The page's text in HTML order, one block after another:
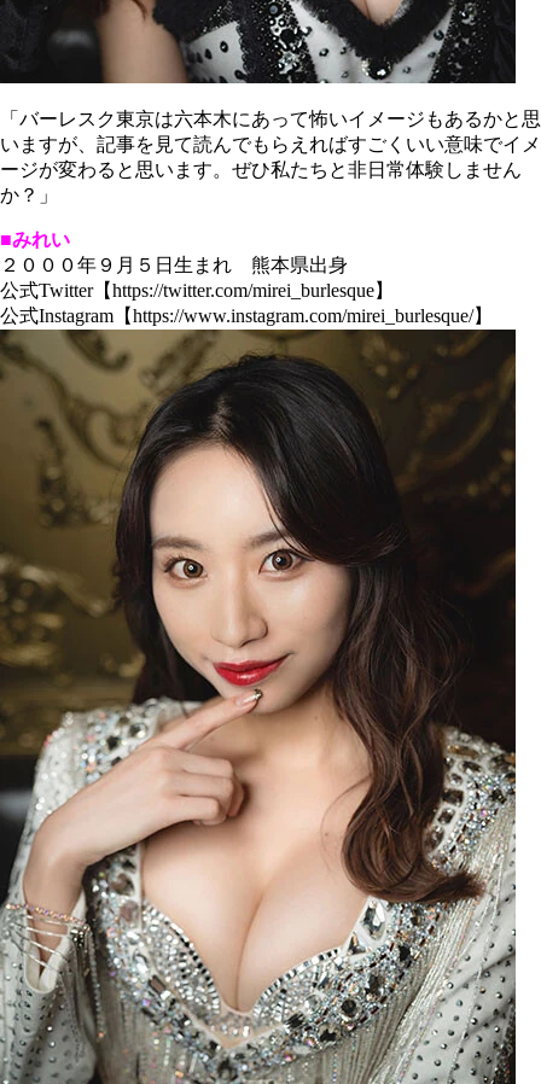
「バーレスク東京は六本木にあって怖いイメージもあるかと思
いますが、記事を見て読んでもらえればすごくいい意味でイメ
ージが変わると思います。ぜひ私たちと非日常体験しません
か？」
■みれい
２０００年９月５日生まれ 熊本県出身
公式Twitter【https://twitter.com/mirei_burlesque】
公式Instagram【https://www.instagram.com/mirei_burlesque/】